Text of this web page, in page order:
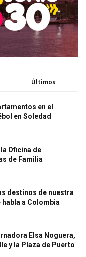
Últimos
en el
en Soledad
Oficina de
de Familia
destinos de nuestra
habla a Colombia
Elsa Noguera,
y la Plaza de Puerto